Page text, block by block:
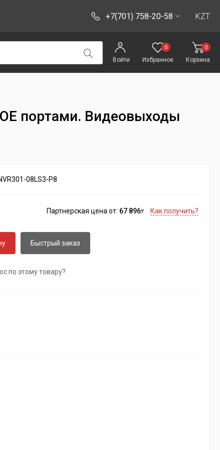
+7(701) 758-20-58 KZT
Войти
0
Избранное
0
Корзина
портами. Видеовыходы
08LS3-P8
Партнерская цена от: 67 896₸ Как получить?
Быстрый заказ
по этому товару?